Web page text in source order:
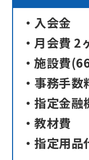
・入会金
・月会費 2
・施設費
・事務手
・指定金
・教材費
・指定用品